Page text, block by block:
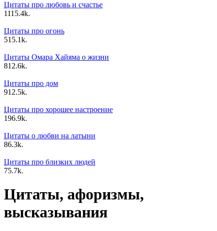
Цитаты про любовь и счастье
1115.4k.
Цитаты про огонь
515.1k.
Цитаты Омара Хайяма о жизни
812.6k.
Цитаты про дом
912.5k.
Цитаты про хорошее настроение
196.9k.
Цитаты о любви на латыни
86.3k.
Цитаты про близких людей
75.7k.
Цитаты, афоризмы,
высказывания